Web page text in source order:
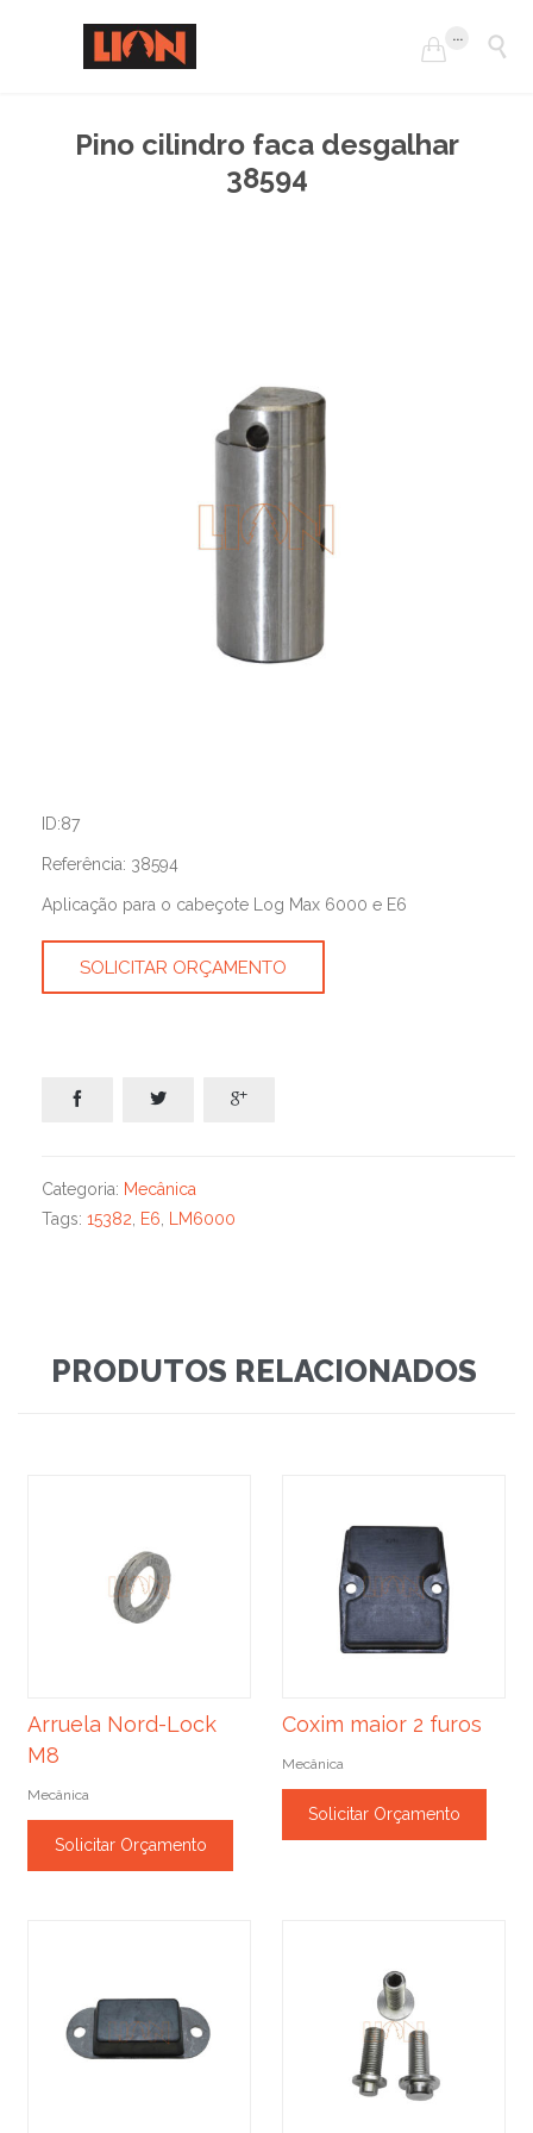

... 
Pino cilindro faca desgalhar
38594
ID:87
Referência: 38594
Aplicação para o cabeçote Log Max 6000 e E6
SOLICITAR ORÇAMENTO
  
Categoria: Mecânica
Tags: 15382, E6, LM6000
PRODUTOS RELACIONADOS
Arruela Nord-Lock
M8
Mecânica
Solicitar Orçamento
Coxim maior 2 furos
Mecânica
Solicitar Orçamento